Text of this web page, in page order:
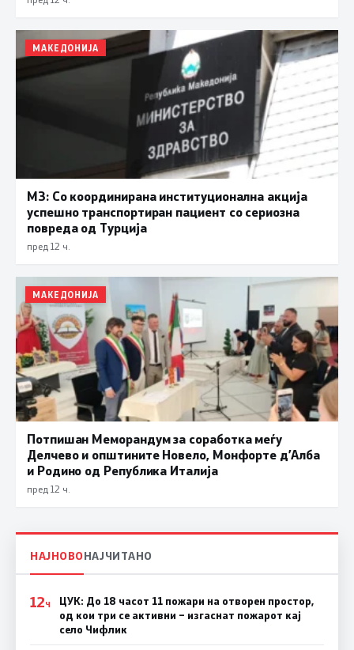
МАКЕДОНИЈА
МЗ: Со координирана институционална акција
успешно транспортиран пациент со сериозна
повреда од Турција
пред 12 ч.
МАКЕДОНИЈА
Потпишан Меморандум за соработка меѓу
Делчево и општините Новело, Монфорте д’Алба
и Родино од Република Италија
пред 12 ч.
НАЈНОВОНАЈЧИТАНО
12Ч
ЦУК: До 18 часот 11 пожари на отворен простор,
од кои три се активни – изгаснат пожарот кај
село Чифлик